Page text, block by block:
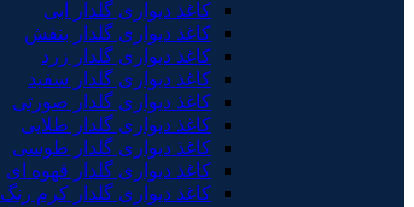
کاغذ دیواری گلدار آبی
کاغذ دیواری گلدار بنفش
کاغذ دیواری گلدار زرد
کاغذ دیواری گلدار سفید
کاغذ دیواری گلدار صورتی
کاغذ دیواری گلدار طلایی
کاغذ دیواری گلدار طوسی
کاغذ دیواری گلدار قهوه ای
کاغذ دیواری گلدار کرم رنگ